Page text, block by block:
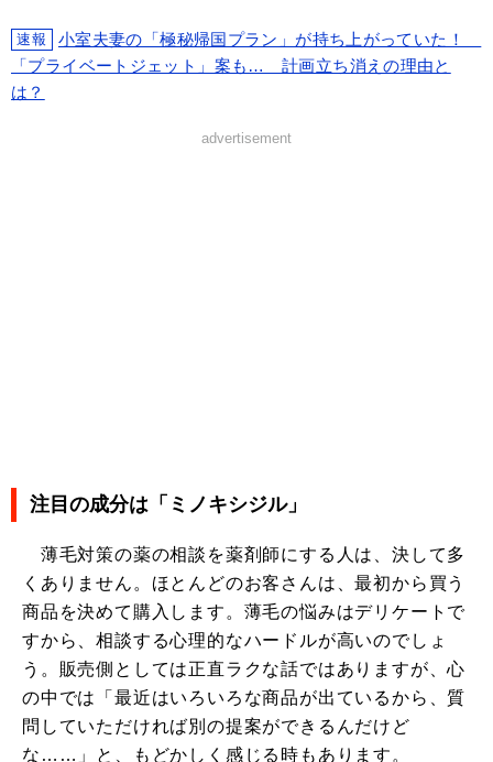
速報
小室夫妻の「極秘帰国プラン」が持ち上がっていた！
「プライベートジェット」案も… 計画立ち消えの理由と
は？
advertisement
注目の成分は「ミノキシジル」
薄毛対策の薬の相談を薬剤師にする人は、決して多
くありません。ほとんどのお客さんは、最初から買う
商品を決めて購入します。薄毛の悩みはデリケートで
すから、相談する心理的なハードルが高いのでしょ
う。販売側としては正直ラクな話ではありますが、心
の中では「最近はいろいろな商品が出ているから、質
問していただければ別の提案ができるんだけど
な……」と、もどかしく感じる時もあります。